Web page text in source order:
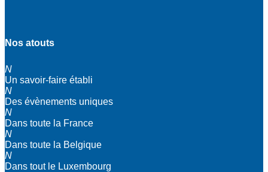
Nos atouts
N
Un savoir-faire établi
N
Des évènements uniques
N
Dans toute la France
N
Dans toute la Belgique
N
Dans tout le Luxembourg